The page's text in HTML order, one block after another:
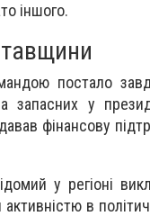
іншого.
постало
запасних у
фінансову
у регіоні
активністю в